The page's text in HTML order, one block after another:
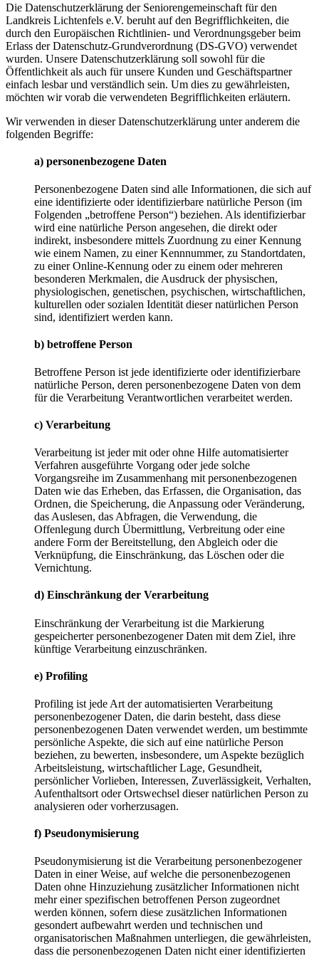
Die Datenschutzerklärung der Seniorengemeinschaft für den
Landkreis Lichtenfels e.V. beruht auf den Begrifflichkeiten, die
durch den Europäischen Richtlinien- und Verordnungsgeber beim
Erlass der Datenschutz-Grundverordnung (DS-GVO) verwendet
wurden. Unsere Datenschutzerklärung soll sowohl für die
Öffentlichkeit als auch für unsere Kunden und Geschäftspartner
einfach lesbar und verständlich sein. Um dies zu gewährleisten,
möchten wir vorab die verwendeten Begrifflichkeiten erläutern.
Wir verwenden in dieser Datenschutzerklärung unter anderem die
folgenden Begriffe:
a) personenbezogene Daten
Personenbezogene Daten sind alle Informationen, die sich auf
eine identifizierte oder identifizierbare natürliche Person (im
Folgenden „betroffene Person“) beziehen. Als identifizierbar
wird eine natürliche Person angesehen, die direkt oder
indirekt, insbesondere mittels Zuordnung zu einer Kennung
wie einem Namen, zu einer Kennnummer, zu Standortdaten,
zu einer Online-Kennung oder zu einem oder mehreren
besonderen Merkmalen, die Ausdruck der physischen,
physiologischen, genetischen, psychischen, wirtschaftlichen,
kulturellen oder sozialen Identität dieser natürlichen Person
sind, identifiziert werden kann.
b) betroffene Person
Betroffene Person ist jede identifizierte oder identifizierbare
natürliche Person, deren personenbezogene Daten von dem
für die Verarbeitung Verantwortlichen verarbeitet werden.
c) Verarbeitung
Verarbeitung ist jeder mit oder ohne Hilfe automatisierter
Verfahren ausgeführte Vorgang oder jede solche
Vorgangsreihe im Zusammenhang mit personenbezogenen
Daten wie das Erheben, das Erfassen, die Organisation, das
Ordnen, die Speicherung, die Anpassung oder Veränderung,
das Auslesen, das Abfragen, die Verwendung, die
Offenlegung durch Übermittlung, Verbreitung oder eine
andere Form der Bereitstellung, den Abgleich oder die
Verknüpfung, die Einschränkung, das Löschen oder die
Vernichtung.
d) Einschränkung der Verarbeitung
Einschränkung der Verarbeitung ist die Markierung
gespeicherter personenbezogener Daten mit dem Ziel, ihre
künftige Verarbeitung einzuschränken.
e) Profiling
Profiling ist jede Art der automatisierten Verarbeitung
personenbezogener Daten, die darin besteht, dass diese
personenbezogenen Daten verwendet werden, um bestimmte
persönliche Aspekte, die sich auf eine natürliche Person
beziehen, zu bewerten, insbesondere, um Aspekte bezüglich
Arbeitsleistung, wirtschaftlicher Lage, Gesundheit,
persönlicher Vorlieben, Interessen, Zuverlässigkeit, Verhalten,
Aufenthaltsort oder Ortswechsel dieser natürlichen Person zu
analysieren oder vorherzusagen.
f) Pseudonymisierung
Pseudonymisierung ist die Verarbeitung personenbezogener
Daten in einer Weise, auf welche die personenbezogenen
Daten ohne Hinzuziehung zusätzlicher Informationen nicht
mehr einer spezifischen betroffenen Person zugeordnet
werden können, sofern diese zusätzlichen Informationen
gesondert aufbewahrt werden und technischen und
organisatorischen Maßnahmen unterliegen, die gewährleisten,
dass die personenbezogenen Daten nicht einer identifizierten